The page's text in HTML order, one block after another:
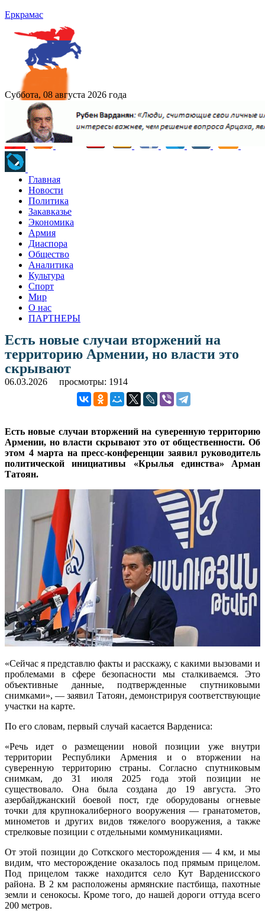
Еркрамас
Суббота, 08 августа 2026 года
Главная
Новости
Политика
Закавказье
Экономика
Армия
Диаспора
Общество
Аналитика
Культура
Спорт
Мир
О нас
ПАРТНЕРЫ
Есть новые случаи вторжений на
территорию Армении, но власти это
скрывают
06.03.2026 просмотры: 1914
Есть новые случаи вторжений на суверенную территорию
Армении, но власти скрывают это от общественности. Об
этом 4 марта на пресс-конференции заявил руководитель
политической инициативы «Крылья единства» Арман
Татоян.
«Сейчас я представлю факты и расскажу, с какими вызовами и
проблемами в сфере безопасности мы сталкиваемся. Это
объективные данные, подтвержденные спутниковыми
снимками», — заявил Татоян, демонстрируя соответствующие
участки на карте.
По его словам, первый случай касается Вардениса:
«Речь идет о размещении новой позиции уже внутри
территории Республики Армения и о вторжении на
суверенную территорию страны. Согласно спутниковым
снимкам, до 31 июля 2025 года этой позиции не
существовало. Она была создана до 19 августа. Это
азербайджанский боевой пост, где оборудованы огневые
точки для крупнокалиберного вооружения — гранатометов,
минометов и других видов тяжелого вооружения, а также
стрелковые позиции с отдельными коммуникациями.
От этой позиции до Соткского месторождения — 4 км, и мы
видим, что месторождение оказалось под прямым прицелом.
Под прицелом также находится село Кут Варденисского
района. В 2 км расположены армянские пастбища, пахотные
земли и сенокосы. Кроме того, до нашей дороги оттуда всего
200 метров.